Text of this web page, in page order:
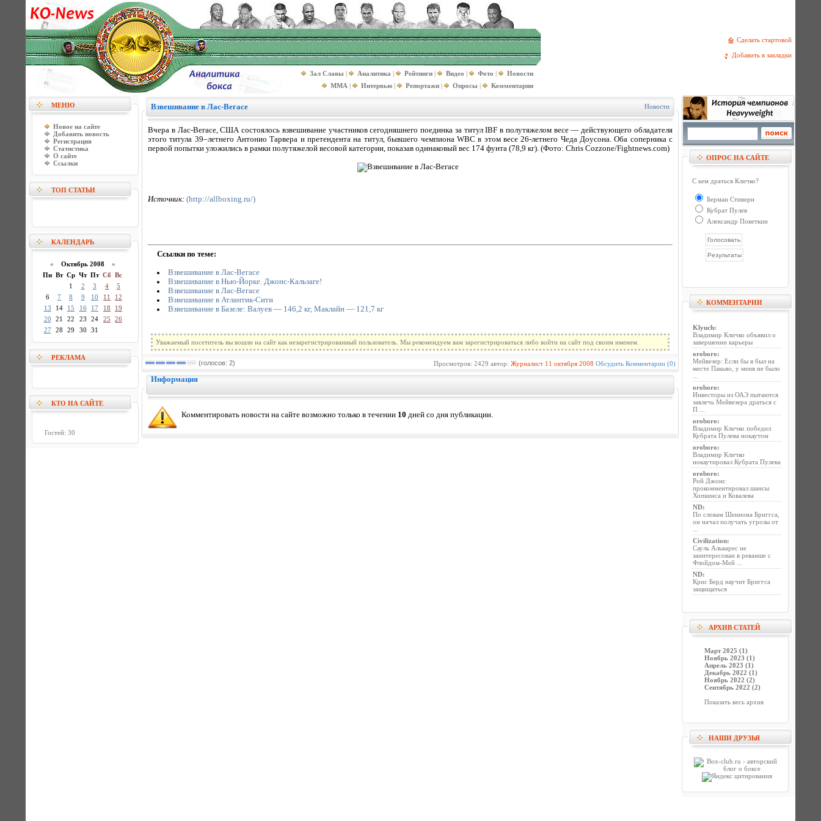
Сделать стартовой
Добавить в закладки
Зал Славы | Аналитика | Рейтинги | Видео | Фото |
Новости
MMA | Интервью | Репортажи | Опросы | Комментарии
МЕНЮ
Новое на сайте
Добавить новость
Регистрация
Статистика
О сайте
Ссылки
ТОП СТАТЬИ
КАЛЕНДАРЬ
« Октябрь 2008 »
Пн Вт Ср Чт Пт Сб Вс
1
2 3 4
5
6
7 8 9 10 11
12
13
14 15 16 17 18
19
20
21 22 23 24 25
26
27
28 29 30 31
РЕКЛАМА
КТО НА САЙТЕ
Гостей: 30
Взвешивание в Лас-Вегасе Новости
Вчера в Лас-Вегасе, США состоялось взвешивание участников сегодняшнего поединка за титул IBF в полутяжелом весе — действующего обладателя
этого титула 39–летнего Антонио Тарвера и претендента на титул, бывшего чемпиона WBC в этом весе 26-летнего Чеда Доусона. Оба соперника с
первой попытки уложились в рамки полутяжелой весовой категории, показав одинаковый вес 174 фунта (78,9 кг). (Фото: Chris Cozzone/Fightnews.com)
Источник: (http://allboxing.ru/)
Ссылки по теме:
Взвешивание в Лас-Вегасе
Взвешивание в Нью-Йорке. Джонс-Кальзаге!
Взвешивание в Лас-Вегасе
Взвешивание в Атлантик-Сити
Взвешивание в Базеле: Валуев — 146,2 кг, Маклайн — 121,7 кг
Уважаемый посетитель вы вошли на сайт как незарегистрированный пользователь. Мы рекомендуем вам зарегистрироваться либо войти на сайт под своим именем.
(голосов: 2) Просмотров: 2429 автор: Журналист 11 октября 2008 Обсудить Комментарии (0)
Информация
Комментировать новости на сайте возможно только в течении 10 дней со дня публикации.
ОПРОС НА САЙТЕ
С кем драться Кличко?
Берман Стиверн
Кубрат Пулев
Александр Поветкин
КОММЕНТАРИИ
Klyuch:
Владимир Кличко объявил о
завершении карьеры
oroboro:
Мейвезер: Если бы я был на
месте Пакьяо, у меня не было
oroboro:
Инвесторы из ОАЭ пытаются
завлечь Мейвезера драться с
П ...
oroboro:
Владимир Кличко победил
Кубрата Пулева нокаутом
oroboro:
Владимир Кличко
нокаутировал Кубрата Пулева
oroboro:
Рой Джонс
прокомментировал шансы
Хопкинса и Ковалева
ND:
По словам Шеннона Бриггса,
он начал получать угрозы от
Civilization:
Сауль Альварес не
заинтересован в реванше с
Флойдом-Мей ...
ND:
Крис Берд научит Бриггса
защищаться
АРХИВ СТАТЕЙ
Март 2025 (1)
Ноябрь 2023 (1)
Апрель 2023 (1)
Декабрь 2022 (1)
Ноябрь 2022 (2)
Сентябрь 2022 (2)
Показать весь архив
НАШИ ДРУЗЬЯ